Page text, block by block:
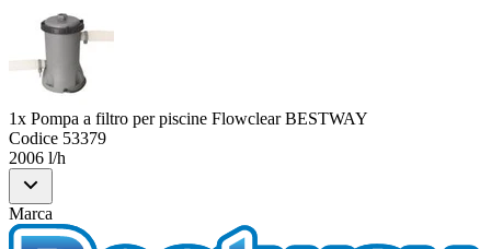
1x Pompa a filtro per piscine Flowclear BESTWAY
Codice 53379
2006 l/h
Marca